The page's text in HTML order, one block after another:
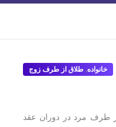
خانواده, طلاق از طرف زوج
طرف مرد در دوران عقد